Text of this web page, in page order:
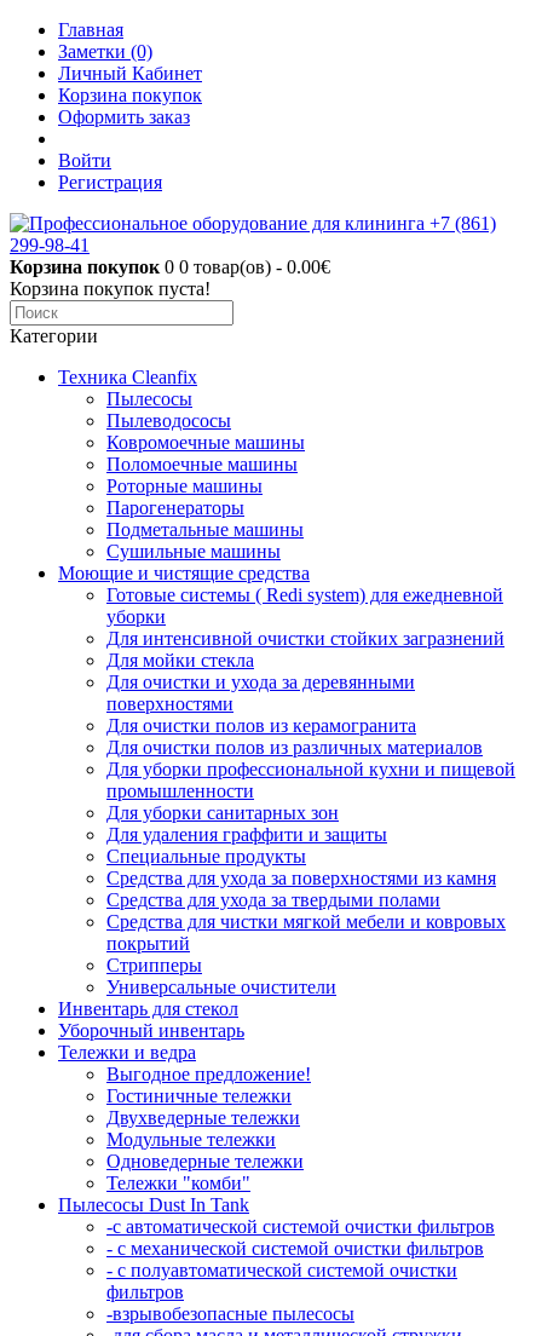
Главная
Заметки (0)
Личный Кабинет
Корзина покупок
Оформить заказ
Войти
Регистрация
Корзина покупок 0 0 товар(ов) - 0.00€
Корзина покупок пуста!
Категории
Техника Cleanfix
Пылесосы
Пылеводососы
Ковромоечные машины
Поломоечные машины
Роторные машины
Парогенераторы
Подметальные машины
Сушильные машины
Моющие и чистящие средства
Готовые системы ( Redi system) для ежедневной
уборки
Для интенсивной очистки стойких загразнений
Для мойки стекла
Для очистки и ухода за деревянными
поверхностями
Для очистки полов из керамогранита
Для очистки полов из различных материалов
Для уборки профессиональной кухни и пищевой
промышленности
Для уборки санитарных зон
Для удаления граффити и защиты
Специальные продукты
Средства для ухода за поверхностями из камня
Средства для ухода за твердыми полами
Средства для чистки мягкой мебели и ковровых
покрытий
Стрипперы
Универсальные очистители
Инвентарь для стекол
Уборочный инвентарь
Тележки и ведра
Выгодное предложение!
Гостиничные тележки
Двухведерные тележки
Модульные тележки
Одноведерные тележки
Тележки "комби"
Пылесосы Dust In Tank
-с автоматической системой очистки фильтров
- с механической системой очистки фильтров
- с полуавтоматической системой очистки
фильтров
-взрывобезопасные пылесосы